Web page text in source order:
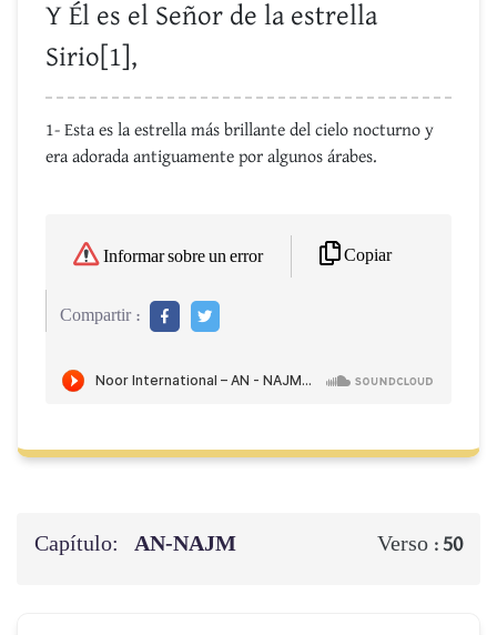
Y Él es el Señor de la estrella
Sirio[1],
1- Esta es la estrella más brillante del cielo nocturno y
era adorada antiguamente por algunos árabes.
Informar sobre un error Copiar
Compartir :
Capítulo: AN-NAJM Verso :50